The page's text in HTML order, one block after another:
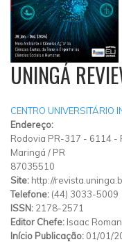
UNINGÁ
CENTRO UNIVERSITÁRIO
Endereço:
Rodovia PR-317 - 6114 -
Maringá / PR
87035510
Site: http://
Telefone: (44) 3033-5009
ISSN: 2178-2571
Editor Chefe: Isaac
Início Publicação: 01/01/